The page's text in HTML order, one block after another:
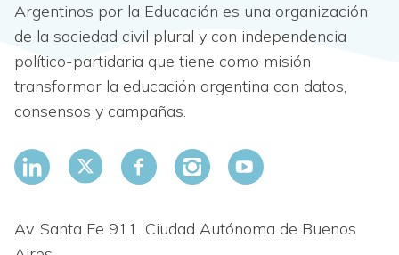
Argentinos por la Educación es una organización
de la sociedad civil plural y con independencia
político-partidaria que tiene como misión
transformar la educación argentina con datos,
consensos y campañas.
Av. Santa Fe 911. Ciudad Autónoma de Buenos